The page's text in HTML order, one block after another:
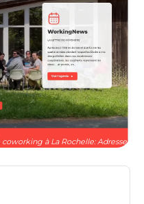
à La Rochelle: Adresse